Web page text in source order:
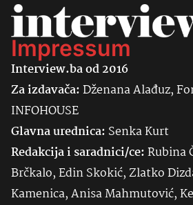
Impressum
Interview.ba od 2016
Za izdavača:Dženana Alađuz,
INFOHOUSE
Glavna urednica: SenkaKurt
Redakcija i saradnici/ce:Rubina
Brčkalo, Edin Skokić, Zlatko
Kamenica, Anisa Mahmutović,